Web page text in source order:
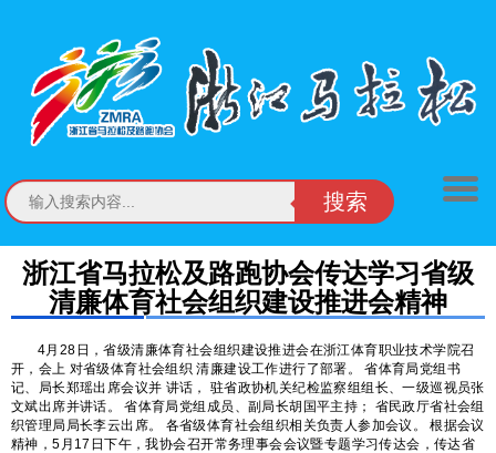
搜索
浙江省马拉松及路跑协会传达学习省级
清廉体育社会组织建设推进会精神
4月28日，省级清廉体育社会组织建设推进会在浙江体育职业技术学院召
开，会上 对省级体育社会组织 清廉建设工作进行了部署。
省体育局党组书
记、局长郑瑶出席会议并 讲话，
驻省政协机关纪检监察组组长、一级巡视员张
文斌出席并讲话。
省体育局党组成员、副局长胡国平主持；
省民政厅省社会组
织管理局局长李云出席。
各省级体育社会组织相关负责人参加会议。
根据会议
精神，5月17日下午，我协会召开常务理事会会议暨专题学习传达会，传达省